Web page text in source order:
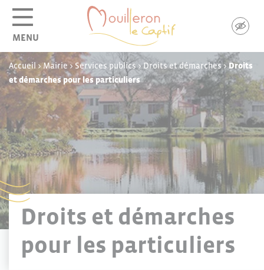
MENU
Accueil >Mairie> Services publics>Droits et démarches>Droits
et démarches pour les particuliers
Droits et démarches
pour les particuliers
Panneau de gestion des cookies